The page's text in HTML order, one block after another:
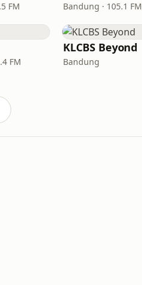
FM Bandung · 105.1 FM
FM
KLCBS Beyond
Bandung